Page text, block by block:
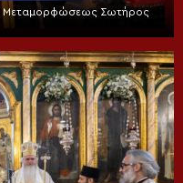
Μεταμορφώσεως Σωτήρος